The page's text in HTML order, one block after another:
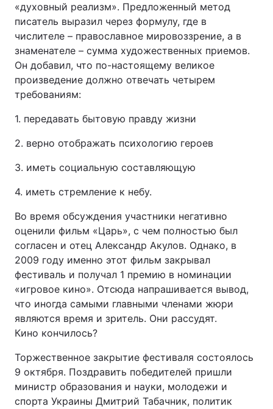
«духовный реализм». Предложенный метод
писатель выразил через формулу, где в
числителе – православное мировоззрение, а в
знаменателе – сумма художественных приемов.
Он добавил, что по-настоящему великое
произведение должно отвечать четырем
требованиям:
1. передавать бытовую правду жизни
2. верно отображать психологию героев
3. иметь социальную составляющую
4. иметь стремление к небу.
Во время обсуждения участники негативно
оценили фильм «Царь», с чем полностью был
согласен и отец Александр Акулов. Однако, в
2009 году именно этот фильм закрывал
фестиваль и получал 1 премию в номинации
«игровое кино». Отсюда напрашивается вывод,
что иногда самыми главными членами жюри
являются время и зритель. Они рассудят.
Кино кончилось?
Торжественное закрытие фестиваля состоялось
9 октября. Поздравить победителей пришли
министр образования и науки, молодежи и
спорта Украины Дмитрий Табачник, политик